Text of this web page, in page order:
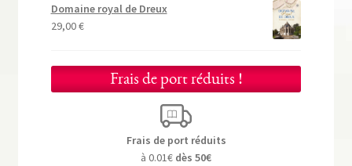
Domaine royal de Dreux
29,00€
Frais de port réduits !
Frais de port réduits
à 0.01€ dès 50€